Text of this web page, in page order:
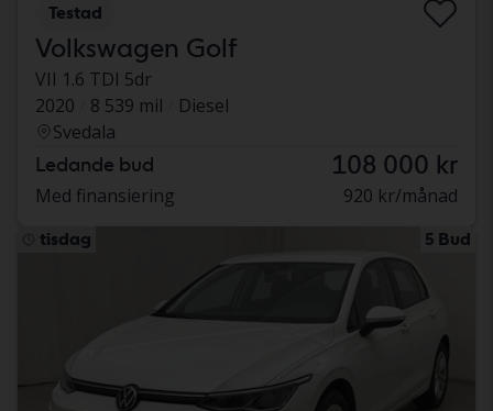
Testad
Volkswagen Golf
VII 1.6 TDI 5dr
2020
8 539 mil
Diesel
Svedala
Ledande bud 108 000 kr
Med finansiering 920 kr/månad
tisdag 5 Bud